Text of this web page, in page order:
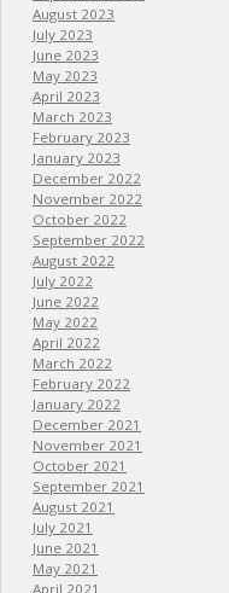
August 2023
July 2023
June 2023
May 2023
April 2023
March 2023
February 2023
January 2023
December 2022
November 2022
October 2022
September 2022
August 2022
July 2022
June 2022
May 2022
April 2022
March 2022
February 2022
January 2022
December 2021
November 2021
October 2021
September 2021
August 2021
July 2021
June 2021
May 2021
April 2021